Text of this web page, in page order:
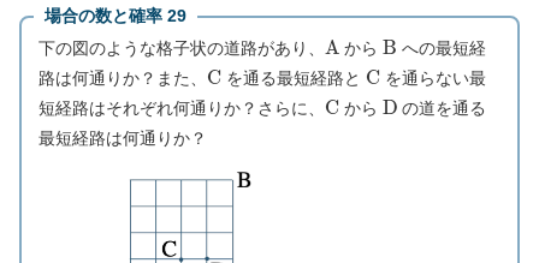
場合の数と確率 29
下の図のような格子状の道路があり、
A から B への最短経
路は何通りか？また、
C を通る最短経路と C を通らない最
短経路はそれぞれ何通りか？さらに、
C から D の道を通る
最短経路は何通りか？